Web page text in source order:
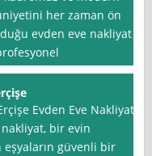
her zaman ön
evden eve nakliyat
Evden Eve Nakliyat
bir evin
güvenli bir